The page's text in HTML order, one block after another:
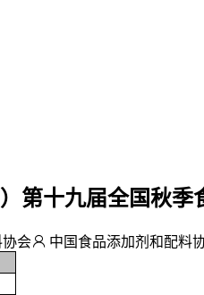
第十九届全国秋
会 中国食品添加剂和配料